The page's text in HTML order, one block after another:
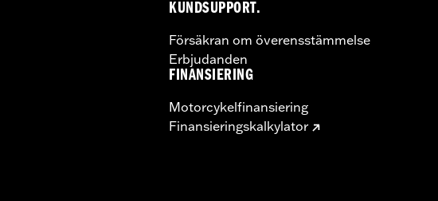
KUNDSUPPORT.
Försäkran om överensstämmelse
Erbjudanden
FINANSIERING
Motorcykelfinansiering
Finansieringskalkylator